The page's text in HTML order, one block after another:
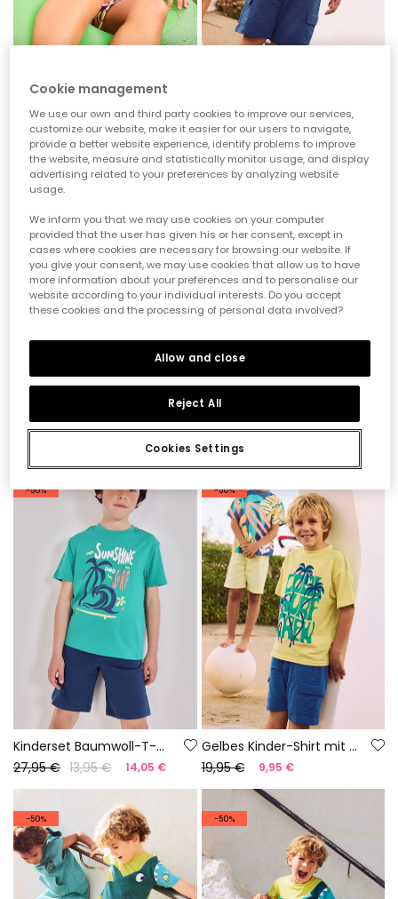
Weißes T-Shirt aus Baumwolle mit kurzen Ärmeln.
17,95 €
8,95 €
25,95 €
12,95 €
-50%
Baumwoll-T-Shirt für Jungen in Weiß mit Aufdruck
-50%
Gelbe Strick-Bermudas
27,95 €
-50%
Kinderset Baumwoll-T-Shirt und blaue Hose.
27,95 € 13,95 € 14,05 €
-50%
Gelbes Kinder-Shirt mit Palmenmuster
19,95 €
9,95 €
-50% -50%
Cookie management
We use our own and third party cookies to improve our services,
customize our website, make it easier for our users to navigate,
provide a better website experience, identify problems to improve
the website, measure and statistically monitor usage, and display
advertising related to your preferences by analyzing website
usage.
We inform you that we may use cookies on your computer
provided that the user has given his or her consent, except in
cases where cookies are necessary for browsing our website. If
you give your consent, we may use cookies that allow us to have
more information about your preferences and to personalise our
website according to your individual interests. Do you accept
these cookies and the processing of personal data involved?
Cookies Settings
Reject All
Allow and close